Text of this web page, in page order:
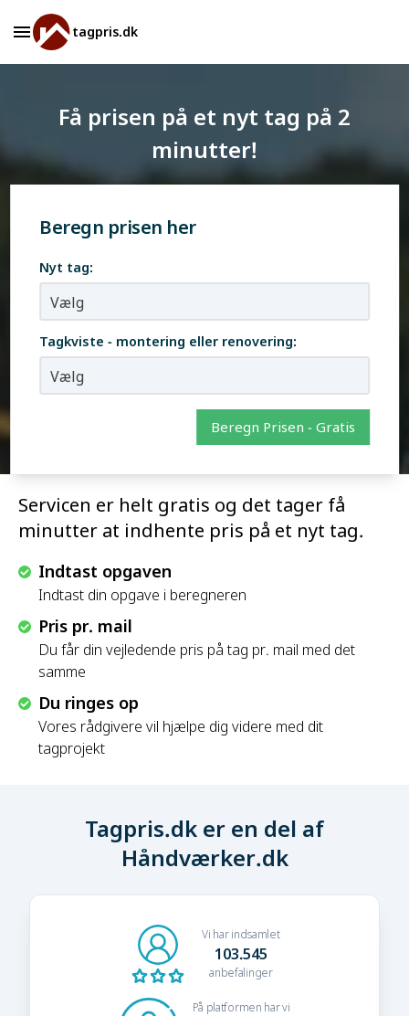
tagpris.dk
Få prisen på et nyt tag på 2
minutter!
Servicen er helt gratis og det tager få
minutter at indhente pris på et nyt tag.
Indtast opgaven
Indtast din opgave i beregneren
Pris pr. mail
Du får din vejledende pris på tag pr. mail med det
samme
Du ringes op
Vores rådgivere vil hjælpe dig videre med dit
tagprojekt
Beregn prisen her
Nyt tag:
Tagkviste - montering eller renovering:
Beregn Prisen - Gratis
Tagpris.dk er en del af
Håndværker.dk
Vi har indsamlet
103.545
anbefalinger
På platformen har vi